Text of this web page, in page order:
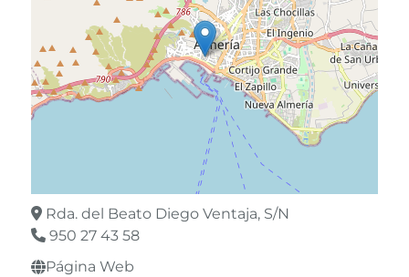
Rda. del Beato Diego Ventaja, S/N
950 27 43 58
Página Web